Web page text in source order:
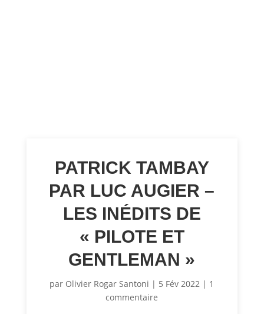
PATRICK TAMBAY
PAR LUC AUGIER –
LES INÉDITS DE
« PILOTE ET
GENTLEMAN »
par Olivier Rogar Santoni | 5 Fév 2022 | 1
commentaire